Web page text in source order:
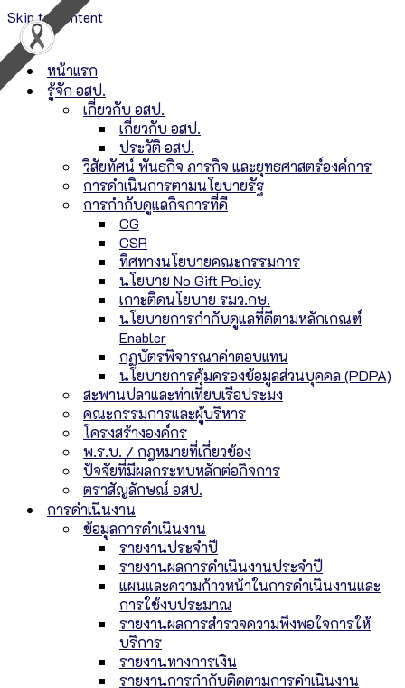
Skip to content
หน้าแรก
รู้จัก อสป.
เกี่ยวกับ อสป.
เกี่ยวกับ อสป.
ประวัติ อสป.
วิสัยทัศน์ พันธกิจ ภารกิจ และยุทธศาสตร์องค์การ
การดำเนินการตามนโยบายรัฐ
การกำกับดูแลกิจการที่ดี
CG
CSR
ทิศทางนโยบายคณะกรรมการ
นโยบาย No Gift Policy
เกาะติดนโยบาย รมว.กษ.
นโยบายการกำกับดูแลที่ดีตามหลักเกณฑ์
Enabler
กฏบัตรพิจารณาค่าตอบแทน
นโยบายการคุ้มครองข้อมูลส่วนบุคคล (PDPA)
สะพานปลาและท่าเทียบเรือประมง
คณะกรรมการและผู้บริหาร
โครงสร้างองค์กร
พ.ร.บ. / กฎหมายที่เกี่ยวข้อง
ปัจจัยที่มีผลกระทบหลักต่อกิจการ
ตราสัญลักษณ์ อสป.
การดำเนินงาน
ข้อมูลการดำเนินงาน
รายงานประจำปี
รายงานผลการดำเนินงานประจำปี
แผนและความก้าวหน้าในการดำเนินงานและ
การใช้งบประมาณ
รายงานผลการสำรวจความพึงพอใจการให้
บริการ
รายงานทางการเงิน
รายงานการกำกับติดตามการดำเนินงาน